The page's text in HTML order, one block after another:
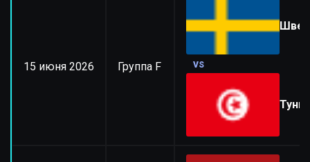
15 июня 2026 Группа F VS
Тунис